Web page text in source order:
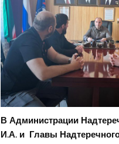
В Администрации
И.А. и Главы